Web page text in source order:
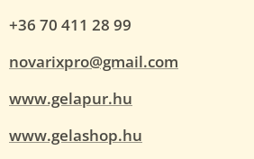
+36 70 411 28 99
novarixpro@gmail.com
www.gelapur.hu
www.gelashop.hu